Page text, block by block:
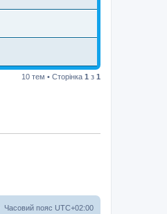
10 тем • Сторінка 1 з 1
Часовий пояс UTC+02:00